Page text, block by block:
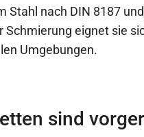
Stahl nach DIN 8187
Schmierung eignet sie
Umgebungen.
sind